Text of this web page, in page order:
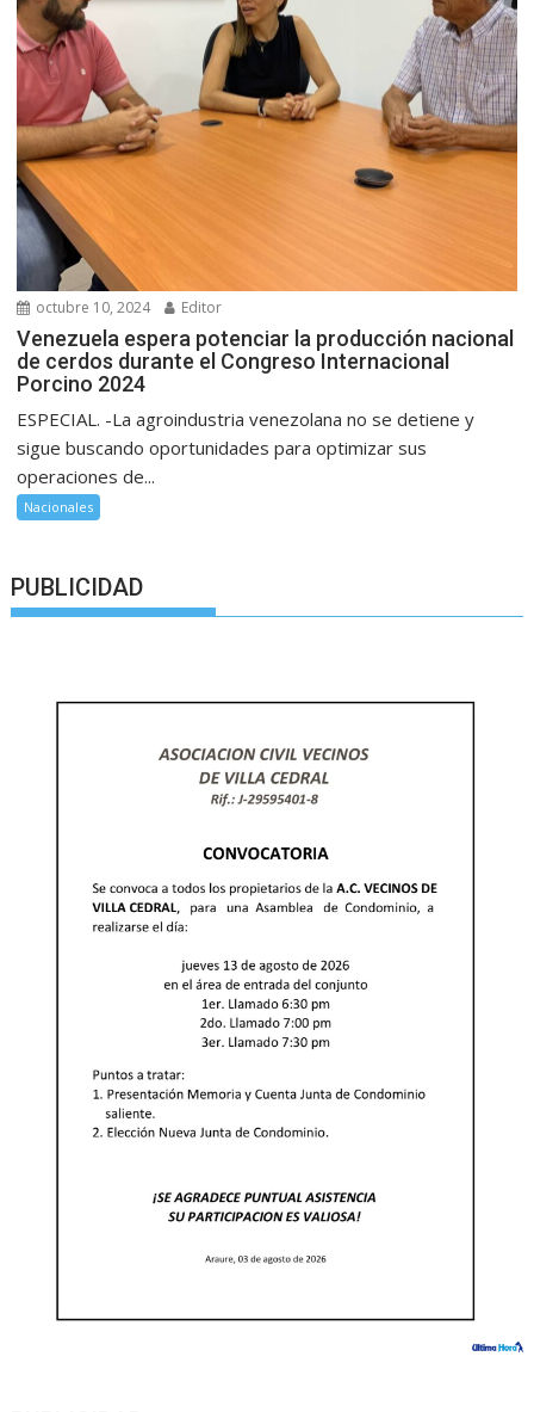
octubre 10, 2024 Editor
Venezuela espera potenciar la producción nacional
de cerdos durante el Congreso Internacional
Porcino 2024
ESPECIAL. -La agroindustria venezolana no se detiene y
sigue buscando oportunidades para optimizar sus
operaciones de...
Nacionales
PUBLICIDAD